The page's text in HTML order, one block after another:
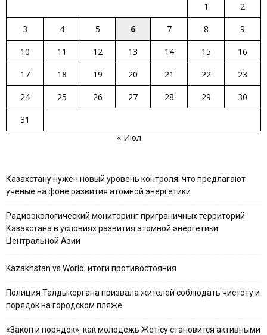
1
2
3
4 5 6 7 8
9
10
11 12 13 14 15
16
17
18 19 20 21 22
23
24
25 26 27 28 29
30
31
« Июл
Казахстану нужен новый уровень контроля: что предлагают
ученые на фоне развития атомной энергетики
Радиоэкологический мониторинг приграничных территорий
Казахстана в условиях развития атомной энергетики
Центральной Азии
Kazakhstan vs World: итоги противостояния
Полиция Талдыкоргана призвала жителей соблюдать чистоту и
порядок на городском пляже
«Закон и порядок»: как молодежь Жетісу становится активными